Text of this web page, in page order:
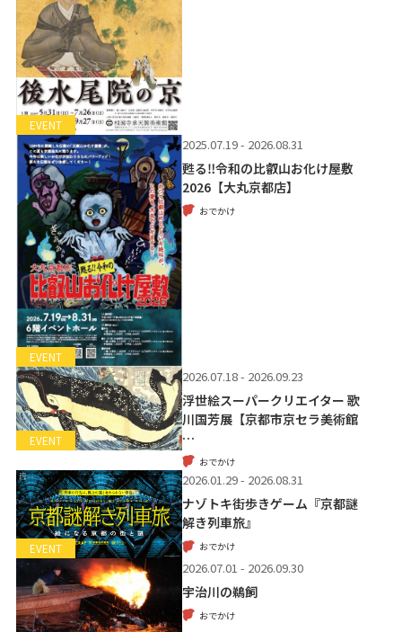
EVENT
EVENT
2025.07.19 - 2026.08.31
甦る‼令和の比叡山お化け屋敷
2026【大丸京都店】
おでかけ
EVENT
2026.07.18 - 2026.09.23
浮世絵スーパークリエイター 歌
川国芳展【京都市京セラ美術館
…
おでかけ
EVENT
2026.01.29 - 2026.08.31
ナゾトキ街歩きゲーム『京都謎
解き列車旅』
おでかけ
2026.07.01 - 2026.09.30
宇治川の鵜飼
おでかけ